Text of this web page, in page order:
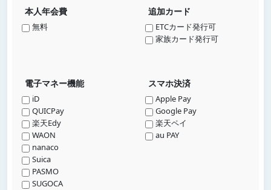
本人年会費
無料
追加カード
ETCカード発行可
家族カード発行可
電子マネー機能
iD
QUICPay
楽天Edy
WAON
nanaco
Suica
PASMO
SUGOCA
スマホ決済
Apple Pay
Google Pay
楽天ペイ
au PAY